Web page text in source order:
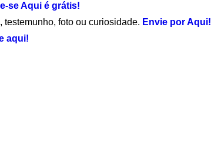
se Aqui é grátis!
foto ou curiosidade. Envie por Aqui!
aqui!